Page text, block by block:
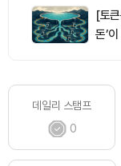
[토
돈’
데일리 스탬프
0